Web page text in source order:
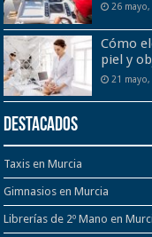
26
Cómo
piel y
21
Destacados
Taxis en Murcia
Gimnasios en Murcia
Librerías de 2º Mano en